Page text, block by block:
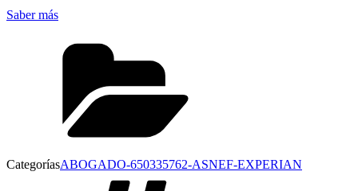
Saber más
CategoríasABOGADO-650335762-ASNEF-EXPERIAN